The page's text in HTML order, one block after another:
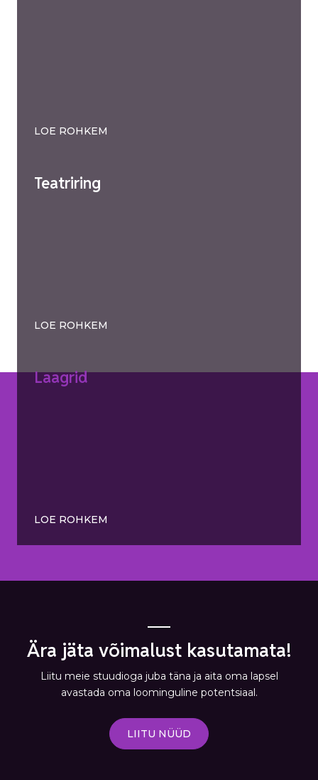
LOE ROHKEM
Teatriring
LOE ROHKEM
Laagrid
LOE ROHKEM
Ära jäta võimalust kasutamata!
Liitu meie stuudioga juba täna ja aita oma lapsel
avastada oma loominguline potentsiaal.
LIITU NÜÜD